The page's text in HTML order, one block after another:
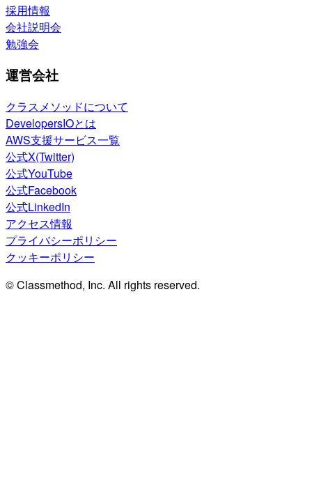
採用情報
会社説明会
勉強会
運営会社
クラスメソッドについて
DevelopersIOとは
AWS支援サービス一覧
公式X(Twitter)
公式YouTube
公式Facebook
公式LinkedIn
アクセス情報
プライバシーポリシー
クッキーポリシー
© Classmethod, Inc. All rights reserved.